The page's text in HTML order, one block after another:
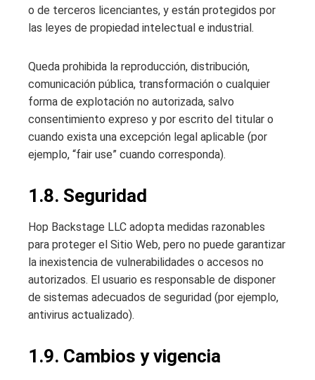
o de terceros licenciantes, y están protegidos por
las leyes de propiedad intelectual e industrial.
Queda prohibida la reproducción, distribución,
comunicación pública, transformación o cualquier
forma de explotación no autorizada, salvo
consentimiento expreso y por escrito del titular o
cuando exista una excepción legal aplicable (por
ejemplo, “fair use” cuando corresponda).
1.8. Seguridad
Hop Backstage LLC adopta medidas razonables
para proteger el Sitio Web, pero no puede garantizar
la inexistencia de vulnerabilidades o accesos no
autorizados. El usuario es responsable de disponer
de sistemas adecuados de seguridad (por ejemplo,
antivirus actualizado).
1.9. Cambios y vigencia